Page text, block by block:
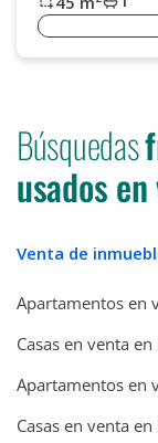
Búsquedas
usados
Venta de
Apartamentos en
Casas en venta
Apartamentos en
Casas en venta